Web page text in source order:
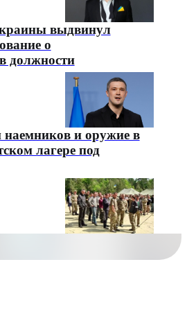
выдвинул
о
должности
и оружие в
лагере под